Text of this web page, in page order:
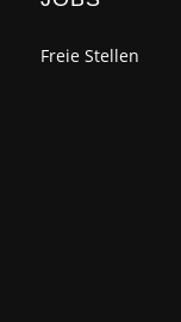
Freie Stellen